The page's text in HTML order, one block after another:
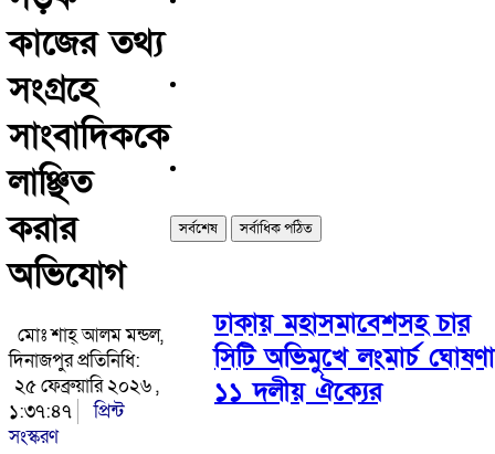
কাজের তথ্য
সংগ্রহে
সাংবাদিককে
লাঞ্ছিত
করার
অভিযোগ
মোঃ শাহ্ আলম মন্ডল,
দিনাজপুর প্রতিনিধি:
২৫ ফেব্রুয়ারি ২০২৬ ,
১:৩৭:৪৭
প্রিন্ট
সংস্করণ
সর্বশেষ সর্বাধিক পঠিত
ঢাকায় মহাসমাবেশসহ চার
সিটি অভিমুখে লংমার্চ ঘোষণা
১১ দলীয় ঐক্যের